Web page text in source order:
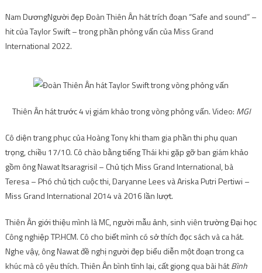
Nam DươngNgười đẹp Đoàn Thiên Ân hát trích đoạn “Safe and sound” –
hit của Taylor Swift – trong phần phỏng vấn của Miss Grand
International 2022.
Thiên Ân hát trước 4 vị giám khảo trong vòng phỏng vấn. Video: MGI
Cô diện trang phục của Hoàng Tony khi tham gia phần thi phụ quan
trọng, chiều 17/10. Cô chào bằng tiếng Thái khi gặp gỡ ban giám khảo
gồm ông Nawat Itsaragrisil – Chủ tịch Miss Grand International, bà
Teresa – Phó chủ tịch cuộc thi, Daryanne Lees và Ariska Putri Pertiwi –
Miss Grand International 2014 và 2016 lần lượt.
Thiên Ân giới thiệu mình là MC, người mẫu ảnh, sinh viên trường Đại học
Công nghiệp TP.HCM. Cô cho biết mình có sở thích đọc sách và ca hát.
Nghe vậy, ông Nawat đề nghị người đẹp biểu diễn một đoạn trong ca
khúc mà cô yêu thích. Thiên Ân bình tĩnh lại, cất giọng qua bài hátBình